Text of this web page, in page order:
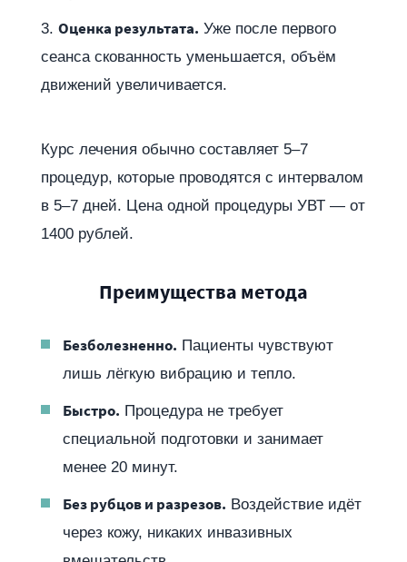
Оценка результата. Уже после первого
сеанса скованность уменьшается, объём
движений увеличивается.
Курс лечения обычно составляет 5–7
процедур, которые проводятся с интервалом
в 5–7 дней. Цена одной процедуры УВТ — от
1400 рублей.
Преимущества метода
Безболезненно. Пациенты чувствуют
лишь лёгкую вибрацию и тепло.
Быстро. Процедура не требует
специальной подготовки и занимает
менее 20 минут.
Без рубцов и разрезов. Воздействие идёт
через кожу, никаких инвазивных